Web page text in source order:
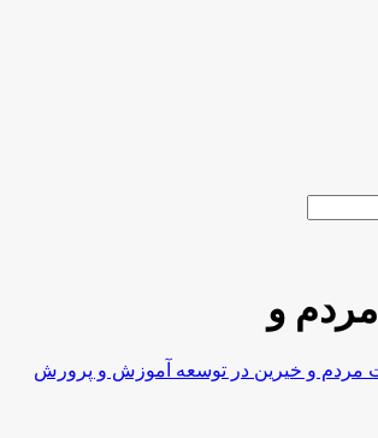
مردم و